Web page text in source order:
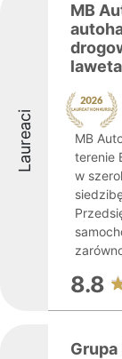
Laureaci
MB
MB
terenie
w
8.8